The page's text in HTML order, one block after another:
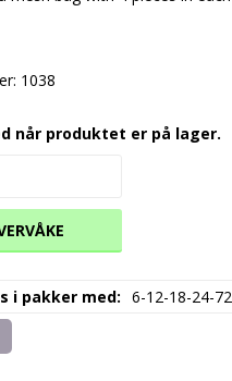
1038
når produktet er på lager.
i pakker med 6-12-18-24-72